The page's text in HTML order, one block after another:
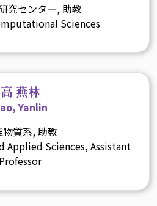
究センター, 助教
Sciences
高 燕林
Yanlin
物質系, 助教
Applied Sciences, Assistant
Professor